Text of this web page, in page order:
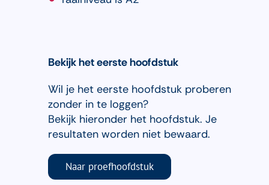
Bekijk het eerste hoofdstuk
Wil je het eerste hoofdstuk proberen
zonder in te loggen?
Bekijk hieronder het hoofdstuk. Je
resultaten worden niet bewaard.
Naar proefhoofdstuk